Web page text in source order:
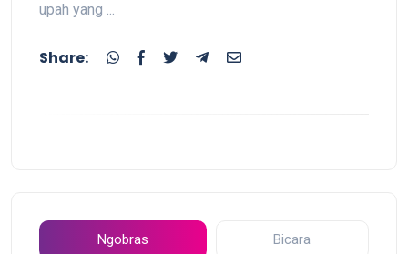
upah yang ...
Share:
Ngobras Bicara